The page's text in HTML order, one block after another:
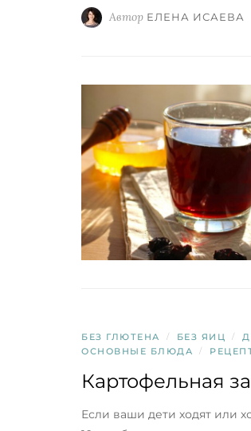
Автор ЕЛЕНА ИСАЕВА
БЕЗ ГЛЮТЕНА / БЕЗ ЯИЦ /
ОСНОВНЫЕ БЛЮДА /
Картофельная
Если ваши дети ходят или